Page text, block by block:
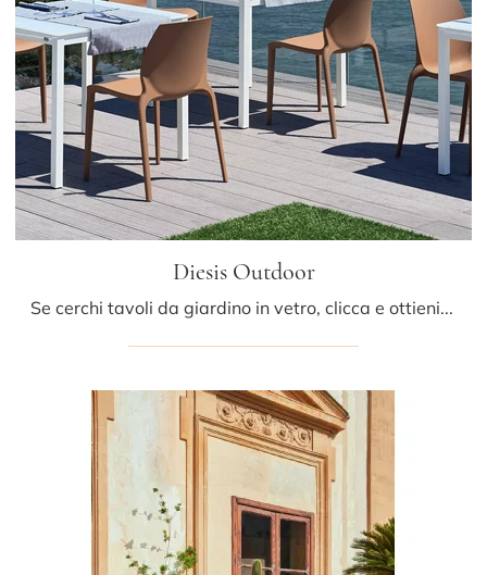
Diesis Outdoor
Se cerchi tavoli da giardino in vetro, clicca e ottieni informazioni sul modello Diesis Outdoor dell'azienda Bontempi.